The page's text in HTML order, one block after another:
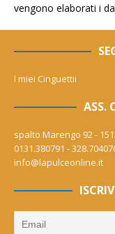
vengono elaborati i
I miei Cinguettii
ASS.
spalto Marengo 92 -
0131.380791 -
info@lapulceonline.it